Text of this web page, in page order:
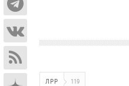
ЛРР 119